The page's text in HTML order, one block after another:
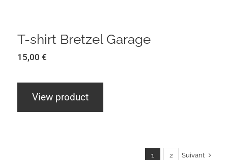
T-shirt Bretzel Garage
15,00€
View product
1 2 Suivant